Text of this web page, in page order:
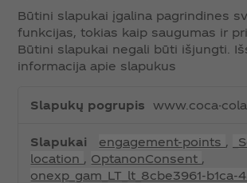
Būtini slapukai įgalina pagrindines
funkcijas, tokias kaip saugumas ir
Būtini slapukai negali būti išjungti.
informacija apie slapukus‎
www.coca-
engagement-points ,
location , OptanonConsent ,
onexp_gam_LT_lt_8cbe3961-b1ca-